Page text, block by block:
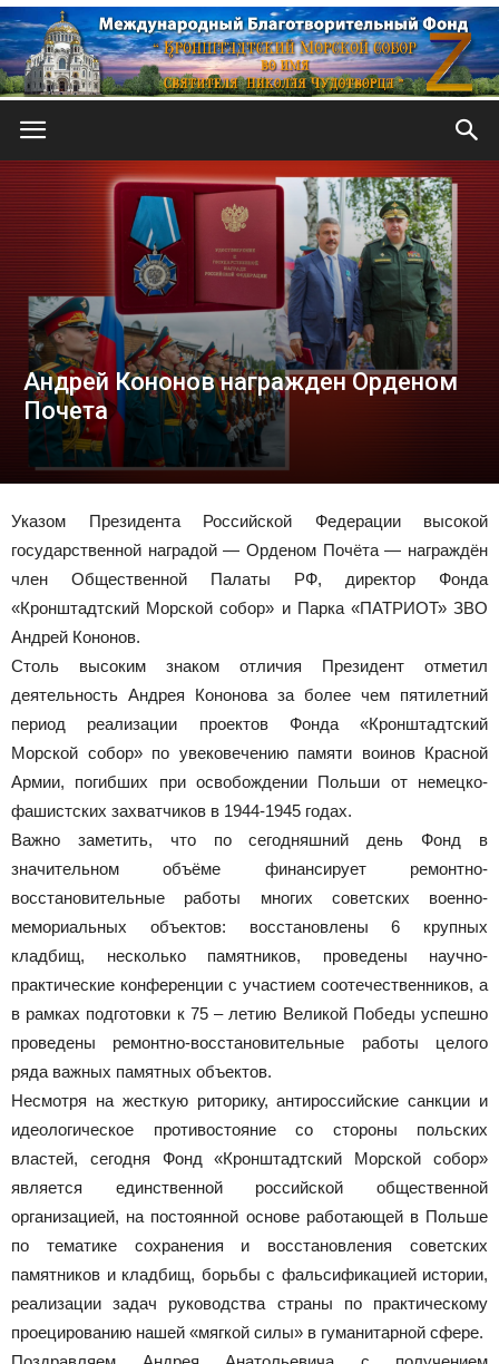
Морской
собор
Андрей Кононов награжден Орденом
Почета
Указом Президента Российской Федерации высокой
государственной наградой — Орденом Почёта — награждён
член Общественной Палаты РФ, директор Фонда
«Кронштадтский Морской собор» и Парка «ПАТРИОТ» ЗВО
Андрей Кононов.
Столь высоким знаком отличия Президент отметил
деятельность Андрея Кононова за более чем пятилетний
период реализации проектов Фонда «Кронштадтский
Морской собор» по увековечению памяти воинов Красной
Армии, погибших при освобождении Польши от немецко-
фашистских захватчиков в 1944-1945 годах.
Важно заметить, что по сегодняшний день Фонд в
значительном объёме финансирует ремонтно-
восстановительные работы многих советских военно-
мемориальных объектов: восстановлены 6 крупных
кладбищ, несколько памятников, проведены научно-
практические конференции с участием соотечественников, а
в рамках подготовки к 75 – летию Великой Победы успешно
проведены ремонтно-восстановительные работы целого
ряда важных памятных объектов.
Несмотря на жесткую риторику, антироссийские санкции и
идеологическое противостояние со стороны польских
властей, сегодня Фонд «Кронштадтский Морской собор»
является единственной российской общественной
организацией, на постоянной основе работающей в Польше
по тематике сохранения и восстановления советских
памятников и кладбищ, борьбы с фальсификацией истории,
реализации задач руководства страны по практическому
проецированию нашей «мягкой силы» в гуманитарной сфере.